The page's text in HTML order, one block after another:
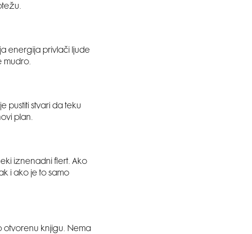
energija privlači ljude
mudro.
pustiti stvari da teku
plan.
iznenadni flert. Ako
i ako je to samo
otvorenu knjigu. Nema